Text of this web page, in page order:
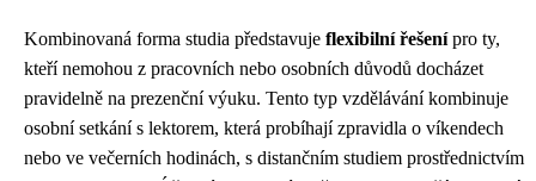
Kombinovaná forma studia představuje flexibilní řešenípro ty,
kteří nemohou z pracovních nebo osobních důvodů docházet
pravidelně na prezenční výuku. Tento typ vzdělávání kombinuje
osobní setkání s lektorem, která probíhají zpravidla o víkendech
nebo ve večerních hodinách, s distančním studiem prostřednictvím